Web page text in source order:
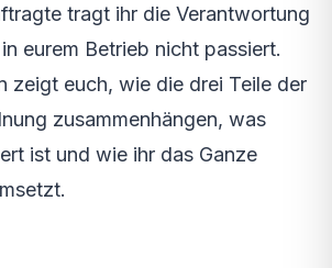
tragt ihr die Verantwortung
eurem Betrieb nicht passiert.
zeigt euch, wie die drei Teile der
zusammenhängen, was
ist und wie ihr das Ganze